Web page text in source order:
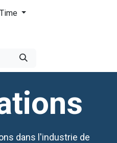
dans l'industrie de